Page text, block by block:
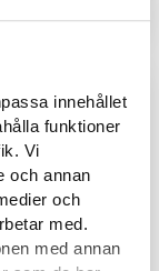
innehållet
funktioner
Vi
och annan
och
med.
med annan